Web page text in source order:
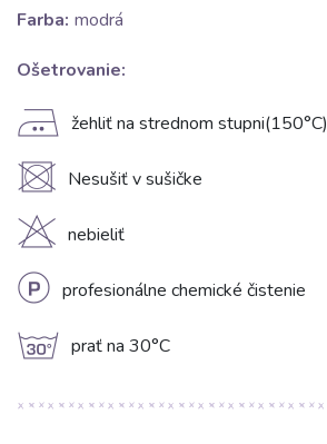
Farba: modrá
Ošetrovanie:
E žehliť na strednom stupni(150°C)
U Nesušiť v sušičke
H nebieliť
L profesionálne chemické čistenie
g prať na 30°C